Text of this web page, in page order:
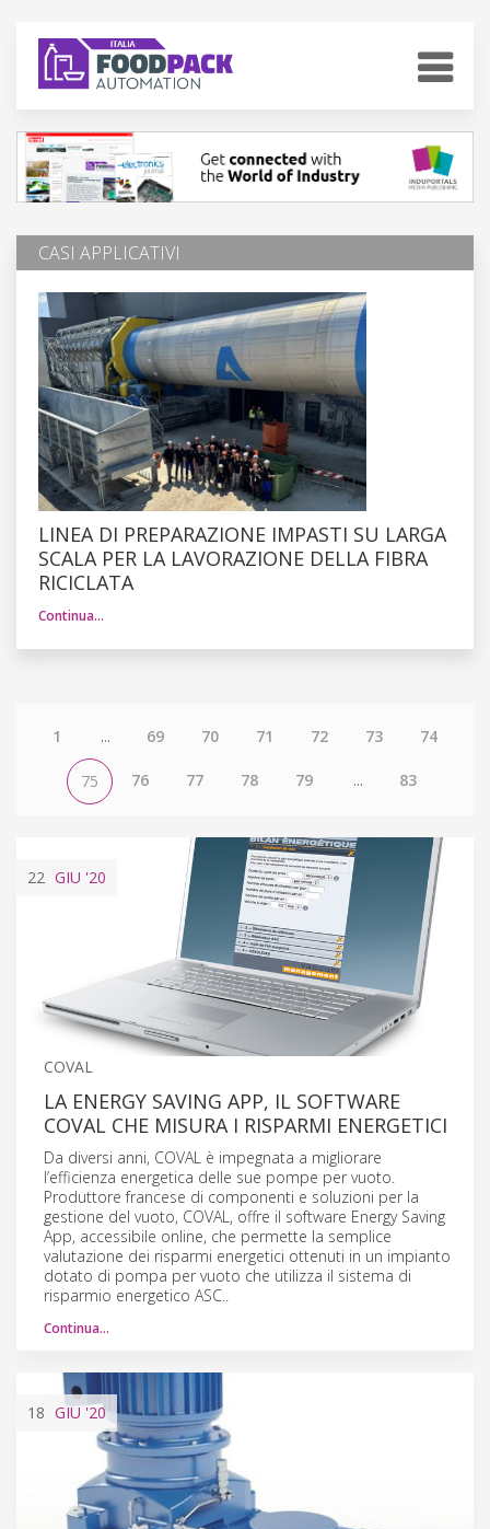
CASI APPLICATIVI
LINEA DI PREPARAZIONE IMPASTI SU LARGA
SCALA PER LA LAVORAZIONE DELLA FIBRA
RICICLATA
Continua…
1 ... 69 70 71 72 73 74
75 76 77 78 79 ... 83
22 GIU '20
COVAL
LA ENERGY SAVING APP, IL SOFTWARE
COVAL CHE MISURA I RISPARMI ENERGETICI
Da diversi anni, COVAL è impegnata a migliorare
l’efficienza energetica delle sue pompe per vuoto.
Produttore francese di componenti e soluzioni per la
gestione del vuoto, COVAL, offre il software Energy Saving
App, accessibile online, che permette la semplice
valutazione dei risparmi energetici ottenuti in un impianto
dotato di pompa per vuoto che utilizza il sistema di
risparmio energetico ASC..
Continua…
18 GIU'20